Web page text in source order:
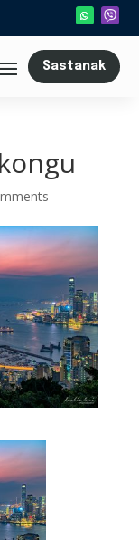
Sastanak